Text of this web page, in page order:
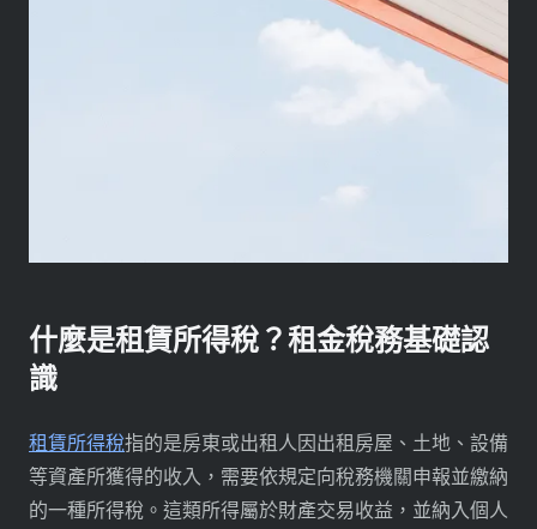
什麼是租賃所得稅？租金稅務基礎認
識
租賃所得稅指的是房東或出租人因出租房屋、土地、設備
等資產所獲得的收入，需要依規定向稅務機關申報並繳納
的一種所得稅。這類所得屬於財產交易收益，並納入個人